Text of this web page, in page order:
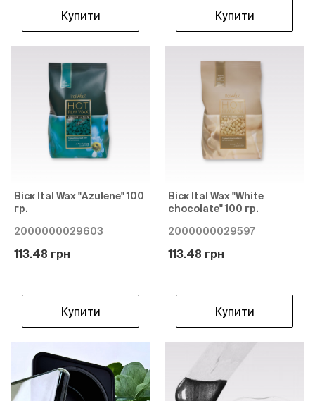
Купити Купити
Віск Ital Wax "Azulene" 100
гр.
2000000029603
113.48 грн
Купити
Віск Ital Wax "White
chocolate" 100 гр.
2000000029597
113.48 грн
Купити